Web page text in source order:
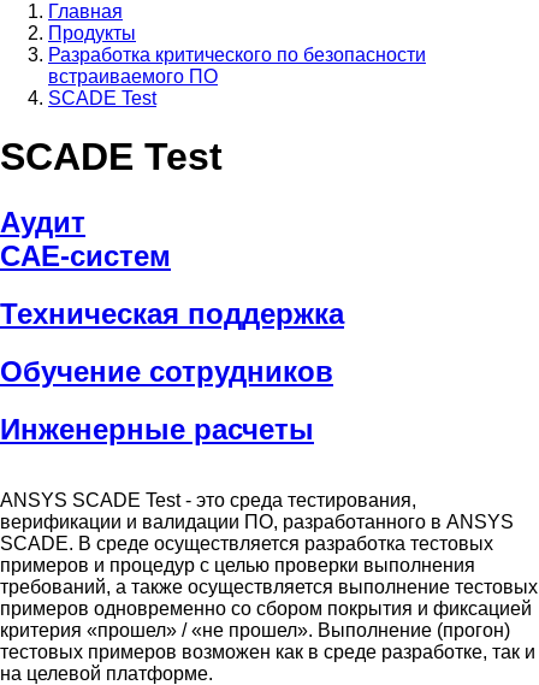
Строка
навигации
Главная
Продукты
Разработка критического по безопасности
встраиваемого ПО
SCADE Test
SCADE Test
Аудит
CAE-систем
Техническая поддержка
Обучение сотрудников
Инженерные расчеты
ANSYS SCADE Test - это среда тестирования,
верификации и валидации ПО, разработанного в ANSYS
SCADE. В среде осуществляется разработка тестовых
примеров и процедур с целью проверки выполнения
требований, а также осуществляется выполнение тестовых
примеров одновременно со сбором покрытия и фиксацией
критерия «прошел» / «не прошел». Выполнение (прогон)
тестовых примеров возможен как в среде разработке, так и
на целевой платформе.